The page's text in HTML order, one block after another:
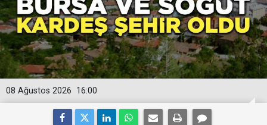
16:00
08 Ağustos 2026